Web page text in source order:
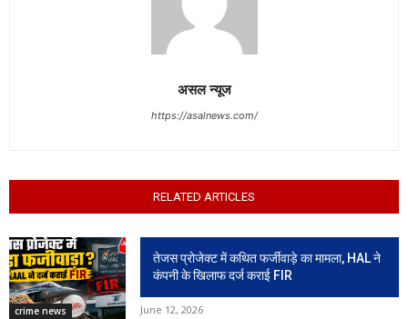
असल न्यूज
https://asalnews.com/
RELATED ARTICLES
crime news
तेजस प्रोजेक्ट में कथित फर्जीवाड़े का मामला, HAL ने
कंपनी के खिलाफ दर्ज कराई FIR
June 12, 2026